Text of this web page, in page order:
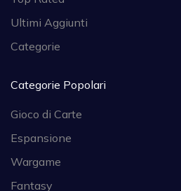
Ultimi Aggiunti
Categorie
Categorie Popolari
Gioco di Carte
Espansione
Wargame
Fantasy